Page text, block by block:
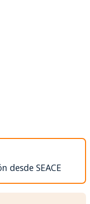
desde SEACE